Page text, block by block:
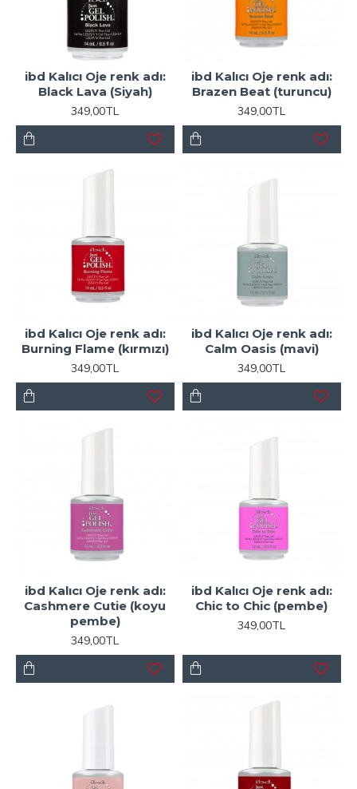
ibd Kalıcı Oje renk adı:
Black Lava (Siyah)
349,00TL
ibd Kalıcı Oje renk adı:
Brazen Beat (turuncu)
349,00TL
ibd Kalıcı Oje renk adı:
Burning Flame (kırmızı)
349,00TL
ibd Kalıcı Oje renk adı:
Calm Oasis (mavi)
349,00TL
ibd Kalıcı Oje renk adı:
Cashmere Cutie (koyu
pembe)
349,00TL
ibd Kalıcı Oje renk adı:
Chic to Chic (pembe)
349,00TL